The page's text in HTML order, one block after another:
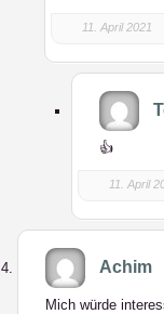
11. April 2021
👍
11. April
Achim
Mich würde